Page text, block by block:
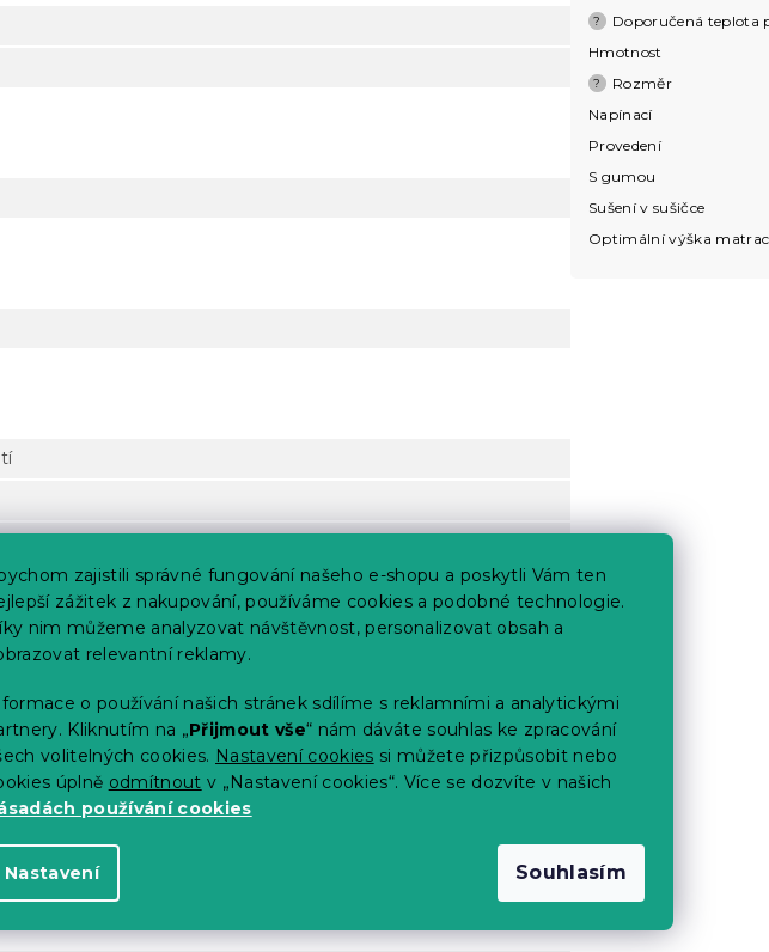
zajistili správné fungování našeho e-shopu a poskytli Vám ten
zážitek z nakupování, používáme cookies a podobné technologie.
nim můžeme analyzovat návštěvnost, personalizovat obsah a
relevantní reklamy.
o používání našich stránek sdílíme s reklamními a analytickými
Kliknutím na „Přijmout vše“ nám dáváte souhlas ke zpracování
volitelných cookies. Nastavení cookies si můžete přizpůsobit nebo
úplně odmítnout v „Nastavení cookies“. Více se dozvíte v našich
používání cookies
Nastavení Souhlasím
vyperte
výrobce)
za 14 dní
? Doporučená teplota
Hmotnost
? Rozměr
Napínací
Provedení
S gumou
Sušení v sušičce
Optimální výška